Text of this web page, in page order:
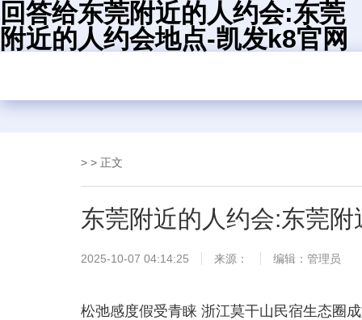
回答给东莞附近的人约会:东莞
附近的人约会地点-凯发k8官网
> > 正文
东莞附近的人约会:东莞
2025-10-07 04:14:25 来源： 编辑：管理员
松弛感度假受青睐 浙江莫干山民宿生态圈